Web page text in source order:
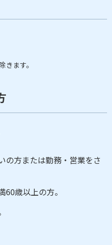
きます。
の方または勤務・営業をさ
歳以上の方。